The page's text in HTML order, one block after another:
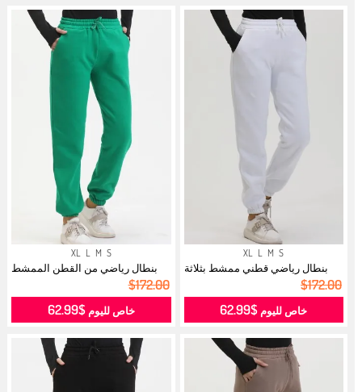
S
M
L
XL
بنطال رياضي قطني ممشط بثلاثة
$172.00
خاص لليوم $62.99
S
M
L
XL
بنطال رياضي من القطن الممشط
$172.00
خاص لليوم$62.99